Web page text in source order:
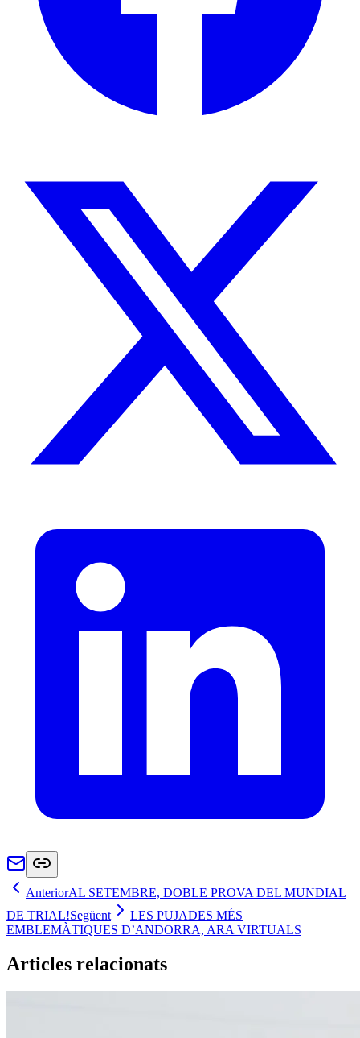
AnteriorAL SETEMBRE, DOBLE PROVA DEL MUNDIAL
DE TRIAL!Següent
LES PUJADES MÉS
EMBLEMÀTIQUES D’ANDORRA, ARA VIRTUALS
Articles relacionats